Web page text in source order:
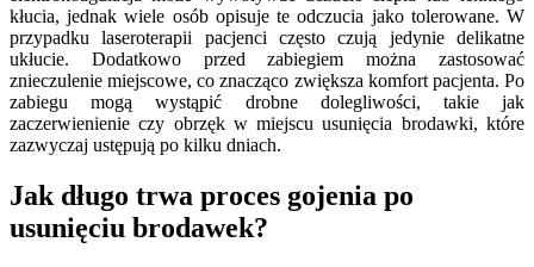
kłucia, jednak wiele osób opisuje te odczucia jako tolerowane. W
przypadku laseroterapii pacjenci często czują jedynie delikatne
ukłucie. Dodatkowo przed zabiegiem można zastosować
znieczulenie miejscowe, co znacząco zwiększa komfort pacjenta. Po
zabiegu mogą wystąpić drobne dolegliwości, takie jak
zaczerwienienie czy obrzęk w miejscu usunięcia brodawki, które
zazwyczaj ustępują po kilku dniach.
Jak długo trwa proces gojenia po
usunięciu brodawek?